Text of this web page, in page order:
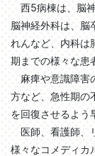
西5病棟は、脳神
脳神経外科は、脳
れんなど、内科は
期までの様々な患
麻痺や意識障害
方など、急性期の
を回復させるよう
医師、看護師、
様々なコメディカ